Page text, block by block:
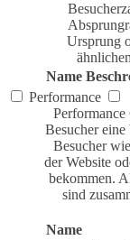
Ursprung
Name
Performance
Besucher
Besucher
der Website
bekommen.
sind
Name